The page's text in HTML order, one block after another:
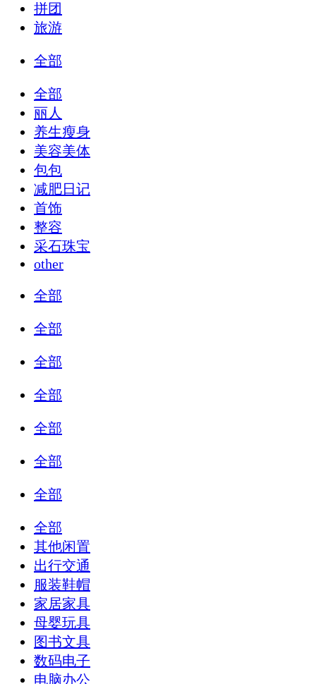
拼团
旅游
全部
全部
丽人
养生瘦身
美容美体
包包
减肥日记
首饰
整容
采石珠宝
other
全部
全部
全部
全部
全部
全部
全部
全部
其他闲置
出行交通
服装鞋帽
家居家具
母婴玩具
图书文具
数码电子
电脑办公